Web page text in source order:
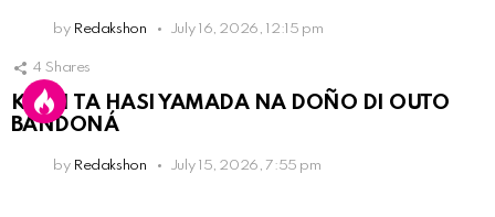
by Redakshon July 16, 2026, 12:15 pm
4 Shares
KPCN TA HASI YAMADA NA DOÑO DI OUTO
BANDONÁ
by Redakshon July 15, 2026, 7:55 pm